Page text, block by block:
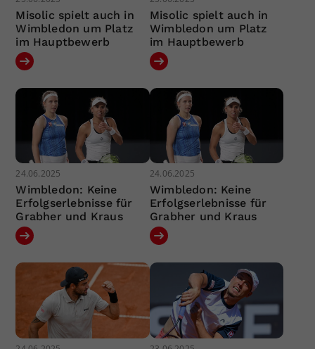
Misolic spielt auch in
Wimbledon um Platz
im Hauptbewerb
Misolic spielt auch in
Wimbledon um Platz
im Hauptbewerb
24.06.2025
Wimbledon: Keine
Erfolgserlebnisse für
Grabher und Kraus
24.06.2025
Wimbledon: Keine
Erfolgserlebnisse für
Grabher und Kraus